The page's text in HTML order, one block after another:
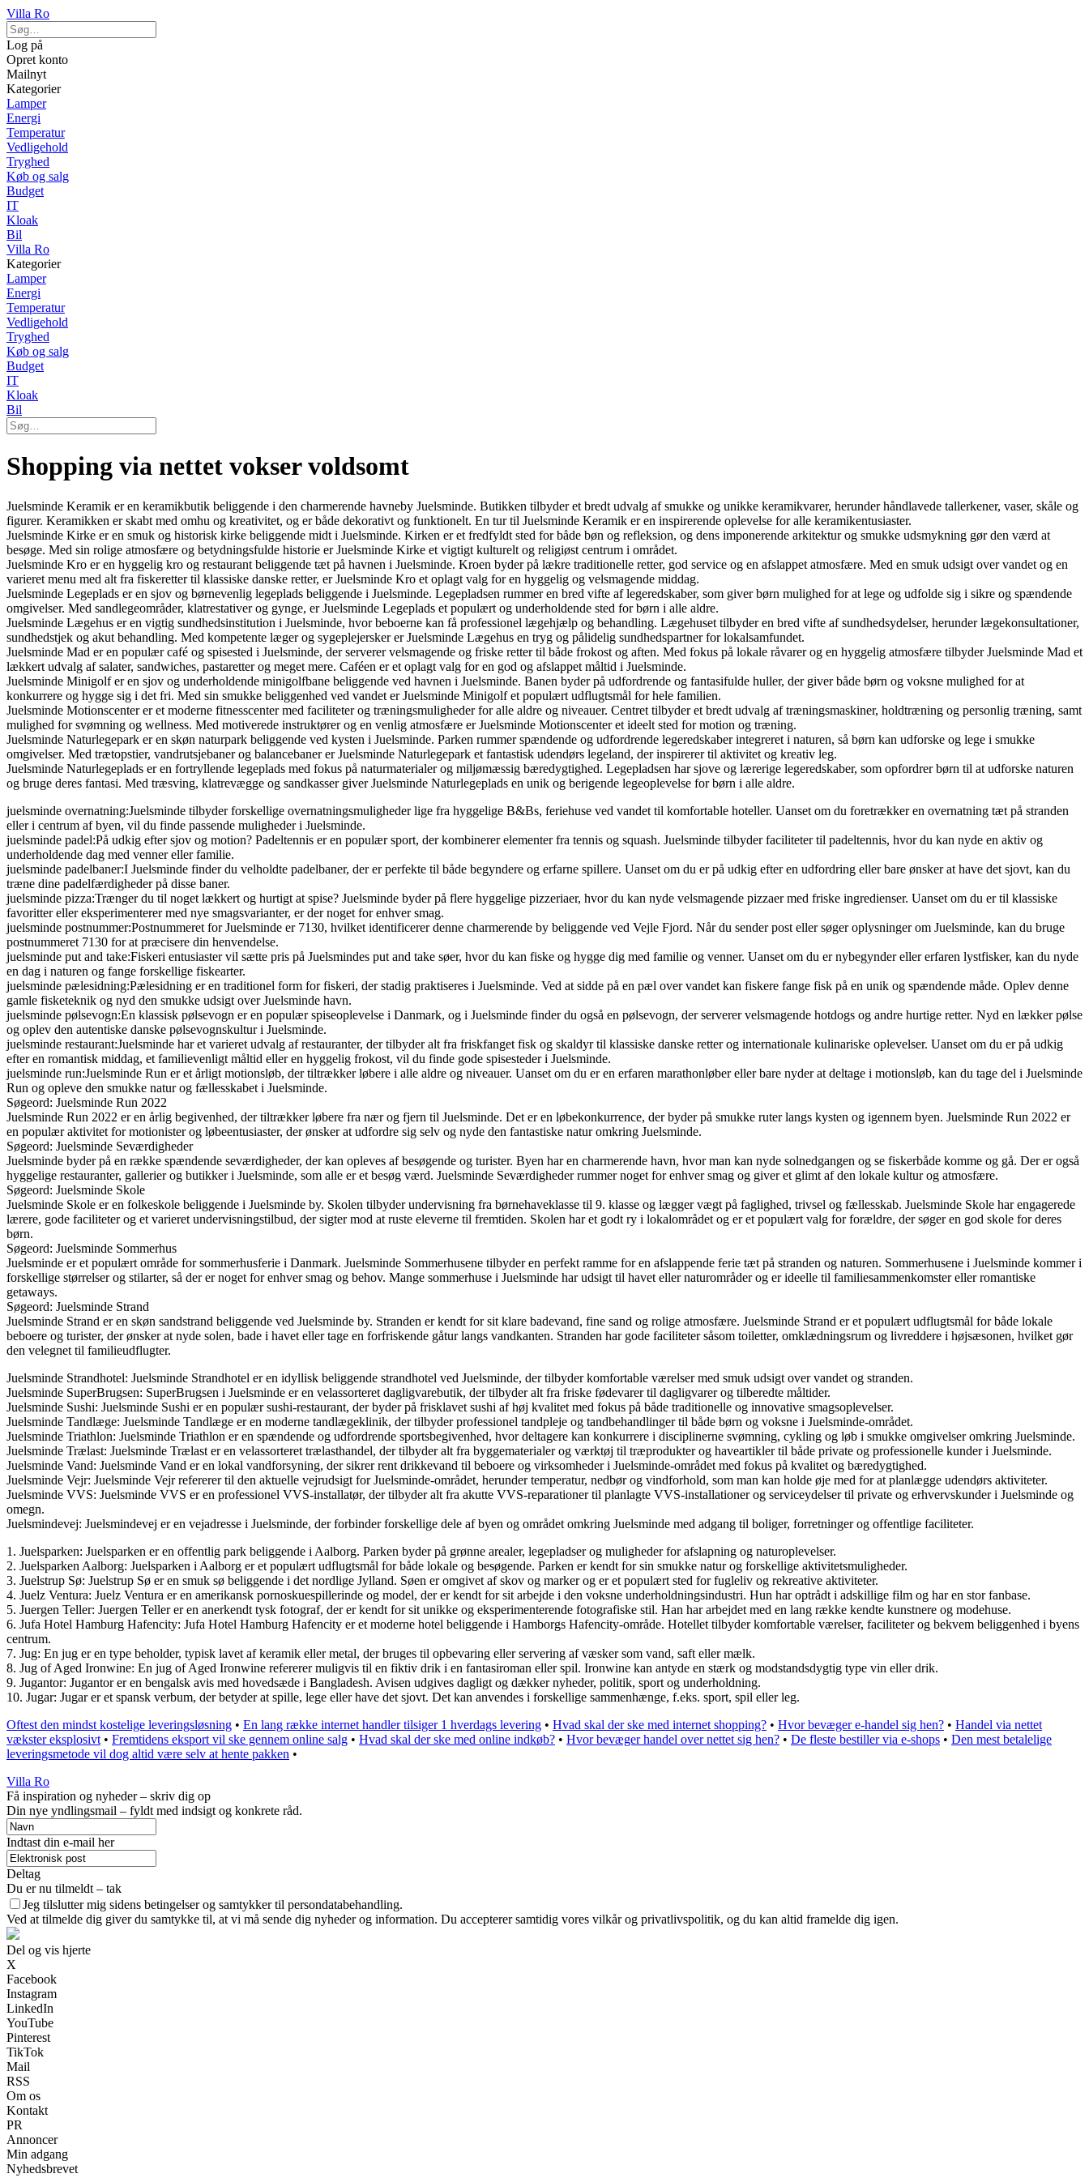
Villa Ro
Log på
Opret konto
Mailnyt
Kategorier
Lamper
Energi
Temperatur
Vedligehold
Tryghed
Køb og salg
Budget
IT
Kloak
Bil
Villa Ro
Kategorier
Lamper
Energi
Temperatur
Vedligehold
Tryghed
Køb og salg
Budget
IT
Kloak
Bil
Shopping via nettet vokser voldsomt
Juelsminde Keramik er en keramikbutik beliggende i den charmerende havneby Juelsminde. Butikken tilbyder et bredt udvalg af smukke og unikke keramikvarer, herunder håndlavede tallerkener, vaser, skåle og
figurer. Keramikken er skabt med omhu og kreativitet, og er både dekorativt og funktionelt. En tur til Juelsminde Keramik er en inspirerende oplevelse for alle keramikentusiaster.
Juelsminde Kirke er en smuk og historisk kirke beliggende midt i Juelsminde. Kirken er et fredfyldt sted for både bøn og refleksion, og dens imponerende arkitektur og smukke udsmykning gør den værd at
besøge. Med sin rolige atmosfære og betydningsfulde historie er Juelsminde Kirke et vigtigt kulturelt og religiøst centrum i området.
Juelsminde Kro er en hyggelig kro og restaurant beliggende tæt på havnen i Juelsminde. Kroen byder på lækre traditionelle retter, god service og en afslappet atmosfære. Med en smuk udsigt over vandet og en
varieret menu med alt fra fiskeretter til klassiske danske retter, er Juelsminde Kro et oplagt valg for en hyggelig og velsmagende middag.
Juelsminde Legeplads er en sjov og børnevenlig legeplads beliggende i Juelsminde. Legepladsen rummer en bred vifte af legeredskaber, som giver børn mulighed for at lege og udfolde sig i sikre og spændende
omgivelser. Med sandlegeområder, klatrestativer og gynge, er Juelsminde Legeplads et populært og underholdende sted for børn i alle aldre.
Juelsminde Lægehus er en vigtig sundhedsinstitution i Juelsminde, hvor beboerne kan få professionel lægehjælp og behandling. Lægehuset tilbyder en bred vifte af sundhedsydelser, herunder lægekonsultationer,
sundhedstjek og akut behandling. Med kompetente læger og sygeplejersker er Juelsminde Lægehus en tryg og pålidelig sundhedspartner for lokalsamfundet.
Juelsminde Mad er en populær café og spisested i Juelsminde, der serverer velsmagende og friske retter til både frokost og aften. Med fokus på lokale råvarer og en hyggelig atmosfære tilbyder Juelsminde Mad et
lækkert udvalg af salater, sandwiches, pastaretter og meget mere. Caféen er et oplagt valg for en god og afslappet måltid i Juelsminde.
Juelsminde Minigolf er en sjov og underholdende minigolfbane beliggende ved havnen i Juelsminde. Banen byder på udfordrende og fantasifulde huller, der giver både børn og voksne mulighed for at
konkurrere og hygge sig i det fri. Med sin smukke beliggenhed ved vandet er Juelsminde Minigolf et populært udflugtsmål for hele familien.
Juelsminde Motionscenter er et moderne fitnesscenter med faciliteter og træningsmuligheder for alle aldre og niveauer. Centret tilbyder et bredt udvalg af træningsmaskiner, holdtræning og personlig træning, samt
mulighed for svømning og wellness. Med motiverede instruktører og en venlig atmosfære er Juelsminde Motionscenter et ideelt sted for motion og træning.
Juelsminde Naturlegepark er en skøn naturpark beliggende ved kysten i Juelsminde. Parken rummer spændende og udfordrende legeredskaber integreret i naturen, så børn kan udforske og lege i smukke
omgivelser. Med trætopstier, vandrutsjebaner og balancebaner er Juelsminde Naturlegepark et fantastisk udendørs legeland, der inspirerer til aktivitet og kreativ leg.
Juelsminde Naturlegeplads er en fortryllende legeplads med fokus på naturmaterialer og miljømæssig bæredygtighed. Legepladsen har sjove og lærerige legeredskaber, som opfordrer børn til at udforske naturen
og bruge deres fantasi. Med træsving, klatrevægge og sandkasser giver Juelsminde Naturlegeplads en unik og berigende legeoplevelse for børn i alle aldre.
juelsminde overnatning:Juelsminde tilbyder forskellige overnatningsmuligheder lige fra hyggelige B&Bs, feriehuse ved vandet til komfortable hoteller. Uanset om du foretrækker en overnatning tæt på stranden
eller i centrum af byen, vil du finde passende muligheder i Juelsminde.
juelsminde padel:På udkig efter sjov og motion? Padeltennis er en populær sport, der kombinerer elementer fra tennis og squash. Juelsminde tilbyder faciliteter til padeltennis, hvor du kan nyde en aktiv og
underholdende dag med venner eller familie.
juelsminde padelbaner:I Juelsminde finder du velholdte padelbaner, der er perfekte til både begyndere og erfarne spillere. Uanset om du er på udkig efter en udfordring eller bare ønsker at have det sjovt, kan du
træne dine padelfærdigheder på disse baner.
juelsminde pizza:Trænger du til noget lækkert og hurtigt at spise? Juelsminde byder på flere hyggelige pizzeriaer, hvor du kan nyde velsmagende pizzaer med friske ingredienser. Uanset om du er til klassiske
favoritter eller eksperimenterer med nye smagsvarianter, er der noget for enhver smag.
juelsminde postnummer:Postnummeret for Juelsminde er 7130, hvilket identificerer denne charmerende by beliggende ved Vejle Fjord. Når du sender post eller søger oplysninger om Juelsminde, kan du bruge
postnummeret 7130 for at præcisere din henvendelse.
juelsminde put and take:Fiskeri entusiaster vil sætte pris på Juelsmindes put and take søer, hvor du kan fiske og hygge dig med familie og venner. Uanset om du er nybegynder eller erfaren lystfisker, kan du nyde
en dag i naturen og fange forskellige fiskearter.
juelsminde pælesidning:Pælesidning er en traditionel form for fiskeri, der stadig praktiseres i Juelsminde. Ved at sidde på en pæl over vandet kan fiskere fange fisk på en unik og spændende måde. Oplev denne
gamle fisketeknik og nyd den smukke udsigt over Juelsminde havn.
juelsminde pølsevogn:En klassisk pølsevogn er en populær spiseoplevelse i Danmark, og i Juelsminde finder du også en pølsevogn, der serverer velsmagende hotdogs og andre hurtige retter. Nyd en lækker pølse
og oplev den autentiske danske pølsevognskultur i Juelsminde.
juelsminde restaurant:Juelsminde har et varieret udvalg af restauranter, der tilbyder alt fra friskfanget fisk og skaldyr til klassiske danske retter og internationale kulinariske oplevelser. Uanset om du er på udkig
efter en romantisk middag, et familievenligt måltid eller en hyggelig frokost, vil du finde gode spisesteder i Juelsminde.
juelsminde run:Juelsminde Run er et årligt motionsløb, der tiltrækker løbere i alle aldre og niveauer. Uanset om du er en erfaren marathonløber eller bare nyder at deltage i motionsløb, kan du tage del i Juelsminde
Run og opleve den smukke natur og fællesskabet i Juelsminde.
Søgeord: Juelsminde Run 2022
Juelsminde Run 2022 er en årlig begivenhed, der tiltrækker løbere fra nær og fjern til Juelsminde. Det er en løbekonkurrence, der byder på smukke ruter langs kysten og igennem byen. Juelsminde Run 2022 er
en populær aktivitet for motionister og løbeentusiaster, der ønsker at udfordre sig selv og nyde den fantastiske natur omkring Juelsminde.
Søgeord: Juelsminde Seværdigheder
Juelsminde byder på en række spændende seværdigheder, der kan opleves af besøgende og turister. Byen har en charmerende havn, hvor man kan nyde solnedgangen og se fiskerbåde komme og gå. Der er også
hyggelige restauranter, gallerier og butikker i Juelsminde, som alle er et besøg værd. Juelsminde Seværdigheder rummer noget for enhver smag og giver et glimt af den lokale kultur og atmosfære.
Søgeord: Juelsminde Skole
Juelsminde Skole er en folkeskole beliggende i Juelsminde by. Skolen tilbyder undervisning fra børnehaveklasse til 9. klasse og lægger vægt på faglighed, trivsel og fællesskab. Juelsminde Skole har engagerede
lærere, gode faciliteter og et varieret undervisningstilbud, der sigter mod at ruste eleverne til fremtiden. Skolen har et godt ry i lokalområdet og er et populært valg for forældre, der søger en god skole for deres
børn.
Søgeord: Juelsminde Sommerhus
Juelsminde er et populært område for sommerhusferie i Danmark. Juelsminde Sommerhusene tilbyder en perfekt ramme for en afslappende ferie tæt på stranden og naturen. Sommerhusene i Juelsminde kommer i
forskellige størrelser og stilarter, så der er noget for enhver smag og behov. Mange sommerhuse i Juelsminde har udsigt til havet eller naturområder og er ideelle til familiesammenkomster eller romantiske
getaways.
Søgeord: Juelsminde Strand
Juelsminde Strand er en skøn sandstrand beliggende ved Juelsminde by. Stranden er kendt for sit klare badevand, fine sand og rolige atmosfære. Juelsminde Strand er et populært udflugtsmål for både lokale
beboere og turister, der ønsker at nyde solen, bade i havet eller tage en forfriskende gåtur langs vandkanten. Stranden har gode faciliteter såsom toiletter, omklædningsrum og livreddere i højsæsonen, hvilket gør
den velegnet til familieudflugter.
Juelsminde Strandhotel: Juelsminde Strandhotel er en idyllisk beliggende strandhotel ved Juelsminde, der tilbyder komfortable værelser med smuk udsigt over vandet og stranden.
Juelsminde SuperBrugsen: SuperBrugsen i Juelsminde er en velassorteret dagligvarebutik, der tilbyder alt fra friske fødevarer til dagligvarer og tilberedte måltider.
Juelsminde Sushi: Juelsminde Sushi er en populær sushi-restaurant, der byder på frisklavet sushi af høj kvalitet med fokus på både traditionelle og innovative smagsoplevelser.
Juelsminde Tandlæge: Juelsminde Tandlæge er en moderne tandlægeklinik, der tilbyder professionel tandpleje og tandbehandlinger til både børn og voksne i Juelsminde-området.
Juelsminde Triathlon: Juelsminde Triathlon er en spændende og udfordrende sportsbegivenhed, hvor deltagere kan konkurrere i disciplinerne svømning, cykling og løb i smukke omgivelser omkring Juelsminde.
Juelsminde Trælast: Juelsminde Trælast er en velassorteret trælasthandel, der tilbyder alt fra byggematerialer og værktøj til træprodukter og haveartikler til både private og professionelle kunder i Juelsminde.
Juelsminde Vand: Juelsminde Vand er en lokal vandforsyning, der sikrer rent drikkevand til beboere og virksomheder i Juelsminde-området med fokus på kvalitet og bæredygtighed.
Juelsminde Vejr: Juelsminde Vejr refererer til den aktuelle vejrudsigt for Juelsminde-området, herunder temperatur, nedbør og vindforhold, som man kan holde øje med for at planlægge udendørs aktiviteter.
Juelsminde VVS: Juelsminde VVS er en professionel VVS-installatør, der tilbyder alt fra akutte VVS-reparationer til planlagte VVS-installationer og serviceydelser til private og erhvervskunder i Juelsminde og
omegn.
Juelsmindevej: Juelsmindevej er en vejadresse i Juelsminde, der forbinder forskellige dele af byen og området omkring Juelsminde med adgang til boliger, forretninger og offentlige faciliteter.
1. Juelsparken: Juelsparken er en offentlig park beliggende i Aalborg. Parken byder på grønne arealer, legepladser og muligheder for afslapning og naturoplevelser.
2. Juelsparken Aalborg: Juelsparken i Aalborg er et populært udflugtsmål for både lokale og besøgende. Parken er kendt for sin smukke natur og forskellige aktivitetsmuligheder.
3. Juelstrup Sø: Juelstrup Sø er en smuk sø beliggende i det nordlige Jylland. Søen er omgivet af skov og marker og er et populært sted for fugleliv og rekreative aktiviteter.
4. Juelz Ventura: Juelz Ventura er en amerikansk pornoskuespillerinde og model, der er kendt for sit arbejde i den voksne underholdningsindustri. Hun har optrådt i adskillige film og har en stor fanbase.
5. Juergen Teller: Juergen Teller er en anerkendt tysk fotograf, der er kendt for sit unikke og eksperimenterende fotografiske stil. Han har arbejdet med en lang række kendte kunstnere og modehuse.
6. Jufa Hotel Hamburg Hafencity: Jufa Hotel Hamburg Hafencity er et moderne hotel beliggende i Hamborgs Hafencity-område. Hotellet tilbyder komfortable værelser, faciliteter og bekvem beliggenhed i byens
centrum.
7. Jug: En jug er en type beholder, typisk lavet af keramik eller metal, der bruges til opbevaring eller servering af væsker som vand, saft eller mælk.
8. Jug of Aged Ironwine: En jug of Aged Ironwine refererer muligvis til en fiktiv drik i en fantasiroman eller spil. Ironwine kan antyde en stærk og modstandsdygtig type vin eller drik.
9. Jugantor: Jugantor er en bengalsk avis med hovedsæde i Bangladesh. Avisen udgives dagligt og dækker nyheder, politik, sport og underholdning.
10. Jugar: Jugar er et spansk verbum, der betyder at spille, lege eller have det sjovt. Det kan anvendes i forskellige sammenhænge, f.eks. sport, spil eller leg.
Oftest den mindst kostelige leveringsløsning • En lang række internet handler tilsiger 1 hverdags levering • Hvad skal der ske med internet shopping? • Hvor bevæger e-handel sig hen? • Handel via nettet
vækster eksplosivt • Fremtidens eksport vil ske gennem online salg • Hvad skal der ske med online indkøb? • Hvor bevæger handel over nettet sig hen? • De fleste bestiller via e-shops • Den mest betalelige
leveringsmetode vil dog altid være selv at hente pakken •
Villa Ro
Få inspiration og nyheder – skriv dig op
Din nye yndlingsmail – fyldt med indsigt og konkrete råd.
Indtast din e-mail her
Deltag
Du er nu tilmeldt – tak
Jeg tilslutter mig sidens betingelser og samtykker til persondatabehandling.
Ved at tilmelde dig giver du samtykke til, at vi må sende dig nyheder og information. Du accepterer samtidig vores vilkår og privatlivspolitik, og du kan altid framelde dig igen.
Del og vis hjerte
X
Facebook
Instagram
LinkedIn
YouTube
Pinterest
TikTok
Mail
RSS
Om os
Kontakt
PR
Annoncer
Min adgang
Nyhedsbrevet